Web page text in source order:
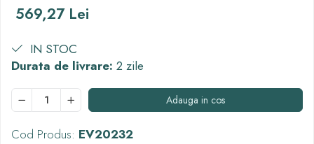
Thorn ECO
569,27 Lei
IN STOC
Durata de livrare: 2 zile
Adauga in cos
Cod Produs: EV20232